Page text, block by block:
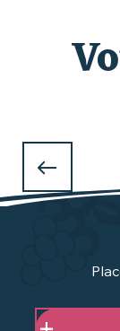
QUE